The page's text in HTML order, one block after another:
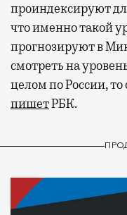
проиндексируют
что именно такой
прогнозируют в
смотреть на
целом по России, то
пишетРБК.